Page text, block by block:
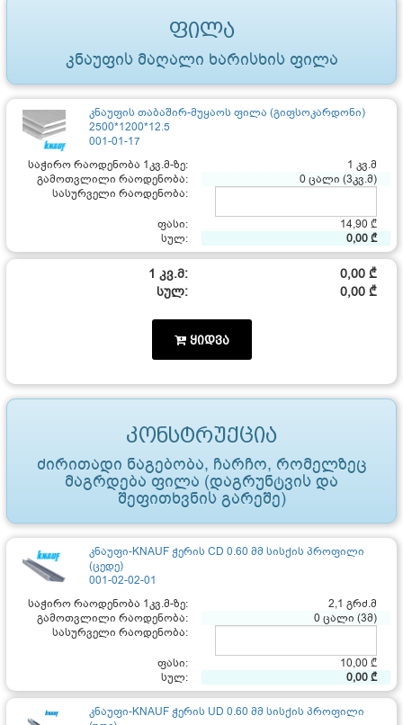
ფილა
კნაუფის მაღალი ხარისხის ფილა
კნაუფის თაბაშირ-მუყაოს ფილა (გიფსოკარდონი)
2500*1200*12.5
001-01-17
საჭირო რაოდენობა 1კვ.მ-ზე:
1 კვ.მ
გამოთვლილი რაოდენობა:
0 ცალი (3კვ.მ)
სასურველი რაოდენობა:
ფასი:
14,90 ₾
სულ:
0,00 ₾
1 კვ.მ:
0,00 ₾
სულ:
0,00 ₾
ყიდვა
კონსტრუქცია
ძირითადი ნაგებობა, ჩარჩო, რომელზეც
მაგრდება ფილა (დაგრუნტვის და
შეფითხვნის გარეშე)
კნაუფი-KNAUF ჭერის CD 0.60 მმ სისქის პროფილი
(ცედე)
001-02-02-01
საჭირო რაოდენობა 1კვ.მ-ზე:
2,1 გრძ.მ
გამოთვლილი რაოდენობა:
0 ცალი (3მ)
სასურველი რაოდენობა:
ფასი:
10,00 ₾
სულ:
0,00 ₾
კნაუფი-KNAUF ჭერის UD 0.60 მმ სისქის პროფილი